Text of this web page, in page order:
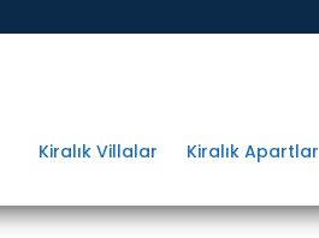
Kiralık Villalar Kiralık Apartlar